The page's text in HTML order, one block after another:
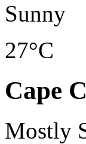
27°C
Cape
Mostly